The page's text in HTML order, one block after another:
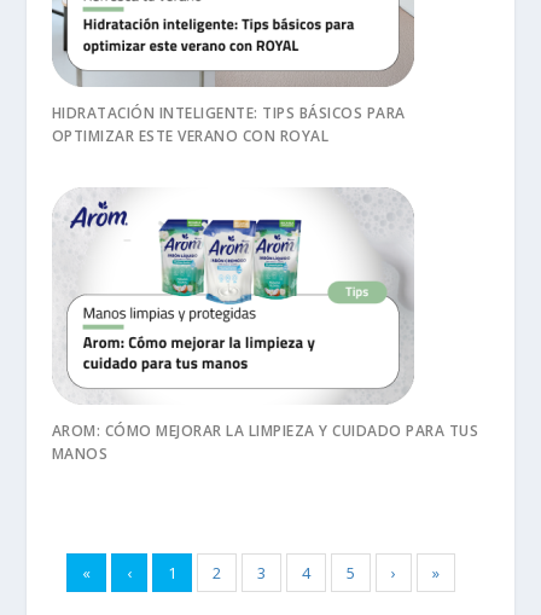
HIDRATACIÓN INTELIGENTE: TIPS BÁSICOS PARA
OPTIMIZAR ESTE VERANO CON ROYAL
AROM: CÓMO MEJORAR LA LIMPIEZA Y CUIDADO PARA TUS
MANOS
« ‹ 1 2 3 4 5 › »